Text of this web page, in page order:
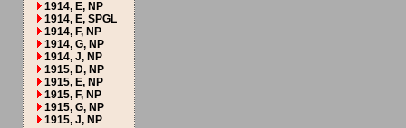
1914, E, NP
1914, E, SPGL
1914, F, NP
1914, G, NP
1914, J, NP
1915, D, NP
1915, E, NP
1915, F, NP
1915, G, NP
1915, J, NP